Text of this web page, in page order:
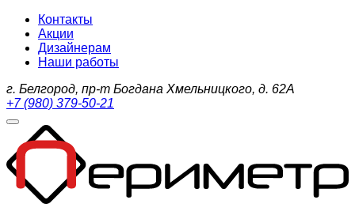
Контакты
Акции
Дизайнерам
Наши работы
г. Белгород, пр-т Богдана Хмельницкого, д. 62А
+7 (980) 379-50-21